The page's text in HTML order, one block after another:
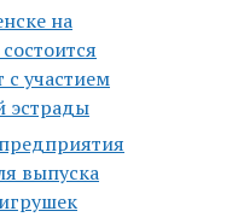
на
участием
эстрады
выпуска